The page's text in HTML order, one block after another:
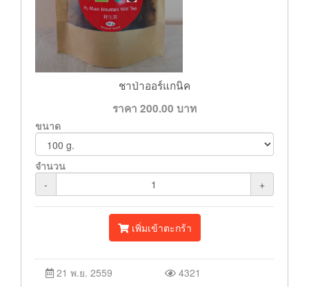
ชาป่าออร์แกนิค
ราคา 200.00 บาท
ขนาด
จำนวน
-
+
เพิ่มเข้าตะกร้า
21 พ.ย. 2559 4321